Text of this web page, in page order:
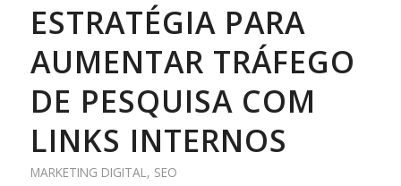
ESTRATÉGIA PARA
AUMENTAR TRÁFEGO
DE PESQUISA COM
LINKS INTERNOS
MARKETING DIGITAL , SEO